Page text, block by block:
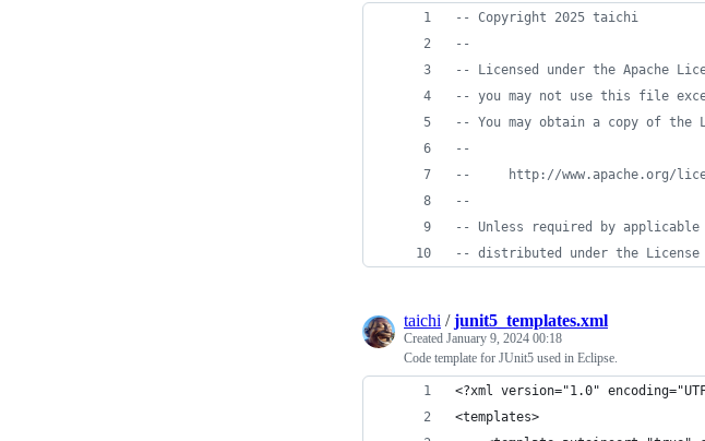
-- Copyright 2025 taichi
--
-- Licensed under the Apache
-- you may not use this file
-- You may obtain a copy of the
--
--
http://www.apache.org/
--
-- Unless required by
-- distributed under the
taichi /junit5_templates.xml
Created January 9, 2024 00:18
Code template for JUnit5 used in Eclipse.
<?xml version="1.0"
<templates>